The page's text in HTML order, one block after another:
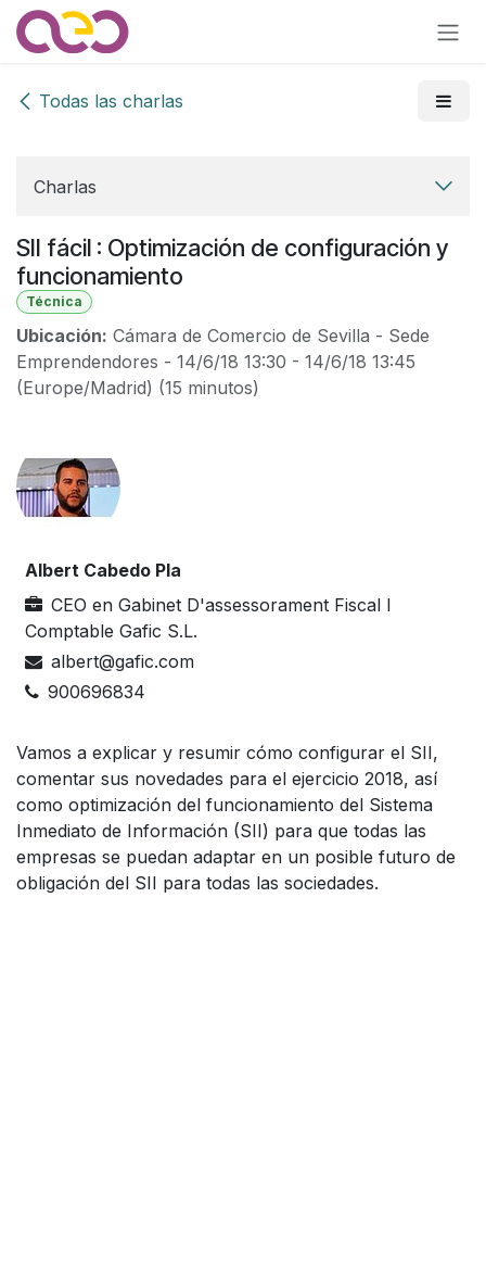
Ir al contenido
Todas las charlas
Charlas
SII fácil : Optimización de configuración y
funcionamiento
Técnica
Ubicación: Cámara de Comercio de Sevilla - Sede
Emprendendores - 14/6/18 13:30 - 14/6/18 13:45
(Europe/Madrid) (15 minutos)
Albert Cabedo Pla
CEO en Gabinet D'assessorament Fiscal I
Comptable Gafic S.L.
albert@gafic.com
900696834
Vamos a explicar y resumir cómo configurar el SII,
comentar sus novedades para el ejercicio 2018, así
como optimización del funcionamiento del Sistema
Inmediato de Información (SII) para que todas las
empresas se puedan adaptar en un posible futuro de
obligación del SII para todas las sociedades.